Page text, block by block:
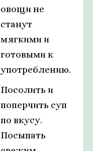
овощи не
станут
мягкими и
готовыми к
употреблению.
Посолить и
поперчить суп
по вкусу.
Посыпать